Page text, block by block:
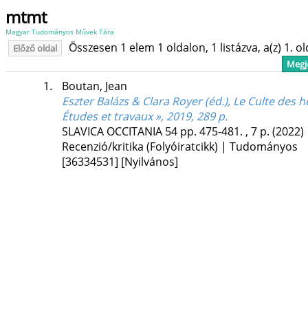
mtmt
Magyar Tudományos Művek Tára
Előző oldal Összesen 1 elem 1 oldalon, 1 listázva, a(z) 1.
1.
Boutan, Jean
Eszter Balázs & Clara Royer (éd.), Le Culte des
Études et travaux », 2019, 289 p.
SLAVICA OCCITANIA 54 pp. 475-481. , 7 p. (2022)
Recenzió/kritika (Folyóiratcikk) | Tudományos
[36334531] [Nyilvános]